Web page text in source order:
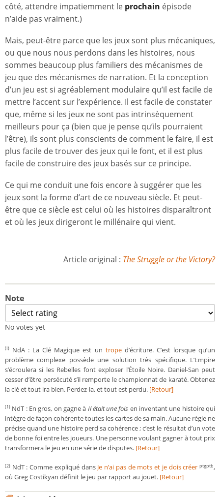
côté, attendre impatiemment le prochain épisode
n’aide pas vraiment.)
Mais, peut-être parce que les jeux sont plus mécaniques,
ou que nous nous perdons dans les histoires, nous
sommes beaucoup plus familiers des mécanismes de
jeu que des mécanismes de narration. Et la conception
d’un jeu est si agréablement modulaire qu’il est facile de
mettre l’accent sur l’expérience. Il est facile de constater
que, même si les jeux ne sont pas intrinsèquement
meilleurs pour ça (bien que je pense qu’ils pourraient
l’être), ils sont plus conscients de comment le faire, il est
plus facile de trouver des jeux qui le font, et il est plus
facile de construire des jeux basés sur ce principe.
Ce qui me conduit une fois encore à suggérer que les
jeux sont la forme d’art de ce nouveau siècle. Et peut-
être que ce siècle est celui où les histoires disparaîtront
et où les jeux dirigeront le millénaire qui vient.
Article original : The Struggle or the Victory?
Note
No votes yet
(I) NdA : La Clé Magique est un troped’écriture. C’est lorsque qu’un
problème complexe possède une solution très spécifique. L’Empire
s’écroulera si les Rebelles font exploser l’Étoile Noire. Daniel-San peut
cesser d’être persécuté s’il remporte le championnat de karaté. Obtenez
la clé et tout ira bien. Perdez-la, et tout est perdu. [Retour]
(1) NdT : En gros, on gagne à Il était une fois en inventant une histoire qui
intègre de façon cohérente toutes les cartes de sa main. Aucune règle ne
précise quand une histoire perd sa cohérence ; c’est le résultat d’un vote
de bonne foi entre les joueurs. Une personne voulant gagner à tout prix
transformera le jeu en une série de disputes. [Retour]
(2) NdT : Comme expliqué dans Je n’ai pas de mots et je dois créer ptgptb,
où Greg Costikyan définit le jeu par rapport au jouet. [Retour]